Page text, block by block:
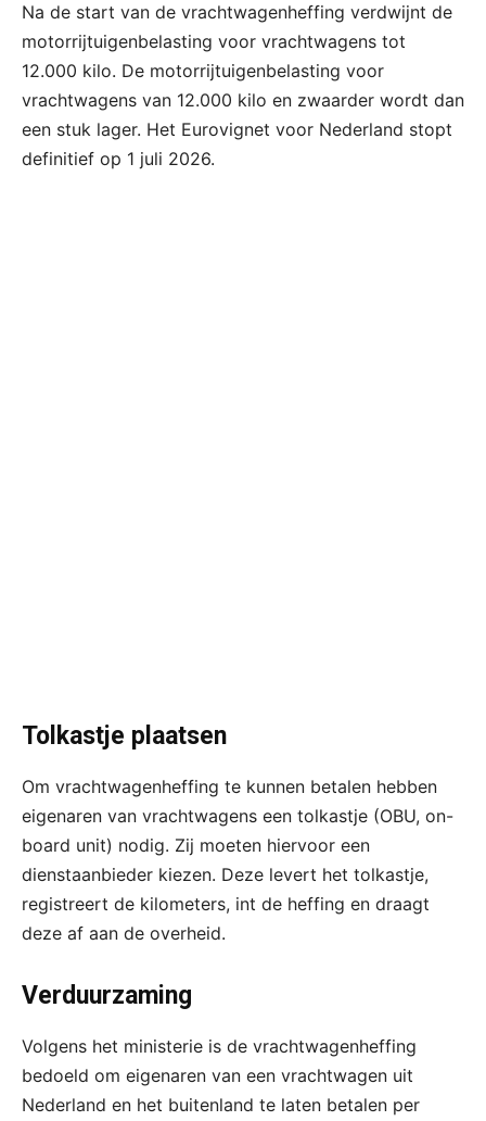
Na de start van de vrachtwagenheffing verdwijnt de
motorrijtuigenbelasting voor vrachtwagens tot
12.000 kilo. De motorrijtuigenbelasting voor
vrachtwagens van 12.000 kilo en zwaarder wordt dan
een stuk lager. Het Eurovignet voor Nederland stopt
definitief op 1 juli 2026.
Tolkastje plaatsen
Om vrachtwagenheffing te kunnen betalen hebben
eigenaren van vrachtwagens een tolkastje (OBU, on-
board unit) nodig. Zij moeten hiervoor een
dienstaanbieder kiezen. Deze levert het tolkastje,
registreert de kilometers, int de heffing en draagt
deze af aan de overheid.
Verduurzaming
Volgens het ministerie is de vrachtwagenheffing
bedoeld om eigenaren van een vrachtwagen uit
Nederland en het buitenland te laten betalen per